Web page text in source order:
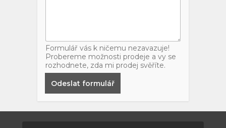
Formulář vás k ničemu nezavazuje!
Probereme možnosti prodeje a vy se
rozhodnete, zda mi prodej svěříte.
Odeslat formulář